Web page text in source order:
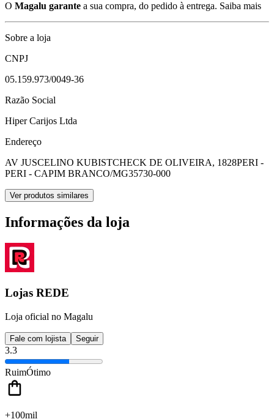
O Magalu garante a sua compra, do pedido à entrega. Saiba mais
Sobre a loja
CNPJ
05.159.973/0049-36
Razão Social
Hiper Carijos Ltda
Endereço
AV JUSCELINO KUBISTCHECK DE OLIVEIRA, 1828PERI -
PERI - CAPIM BRANCO/MG35730-000
Ver produtos similares
Informações da loja
Lojas REDE
Loja oficial no Magalu
Fale com lojista Seguir
3.3
RuimÓtimo
+100mil